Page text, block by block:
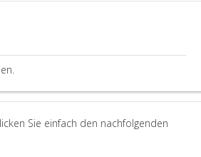
Sie einfach den nachfolgenden